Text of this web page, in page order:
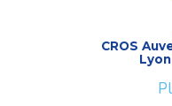
CROS